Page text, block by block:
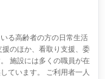
る高齢者の方の日常生活
のほか、看取り支援、委
施設には多くの職員が在
ています。 ご利用者一人